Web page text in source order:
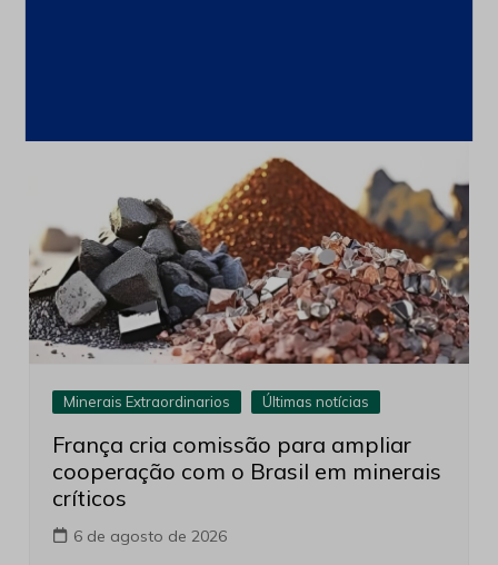
Minerais Extraordinarios Últimas notícias
França cria comissão para ampliar
cooperação com o Brasil em minerais
críticos
6 de agosto de 2026